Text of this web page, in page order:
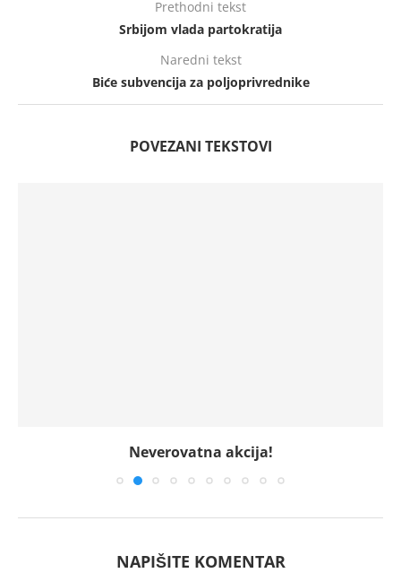
Prethodni tekst
Srbijom vlada partokratija
Naredni tekst
Biće subvencija za poljoprivrednike
POVEZANI TEKSTOVI
Neverovatna akcija!
NAPIŠITE KOMENTAR